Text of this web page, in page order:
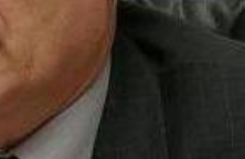
і математичних
наук
наук